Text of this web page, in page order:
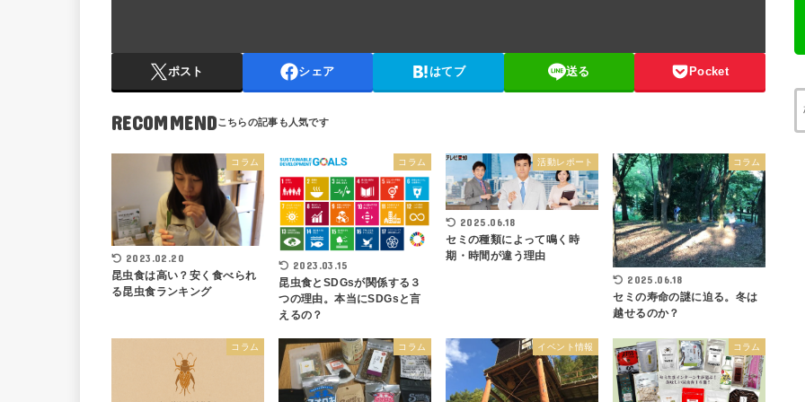
ポスト シェア はてブ 送る Pocket
RECOMMEND
コラム
2023.02.20
昆虫食は高い？安く食べられ
る昆虫食ランキング
コラム
2023.03.15
昆虫食とSDGsが関係する３
つの理由。本当にSDGsと言
えるの？
活動レポート
2025.06.18
セミの種類によって鳴く時
期・時間が違う理由
コラム
2025.06.18
セミの寿命の謎に迫る。冬は
越せるのか？
コラム コラム イベント情報 コラム